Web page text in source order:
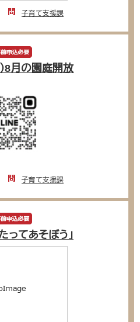
子育て支援課
8月の園庭開放
子育て支援課
ってあそぼう」